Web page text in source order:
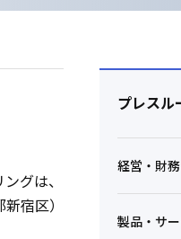
グは、
宿区）
プレスル
経営・財務
製品・サ